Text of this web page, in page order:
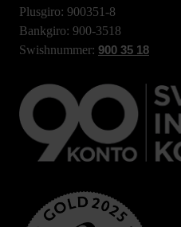
Plusgiro: 900351-8
Bankgiro: 900-3518
Swishnummer: 900 35 18